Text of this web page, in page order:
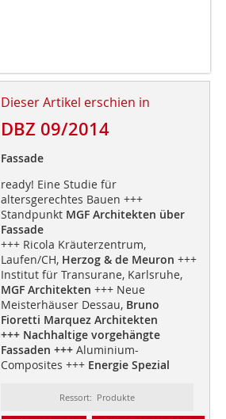
Dieser Artikel erschien in
DBZ 09/2014
Fassade
ready! Eine Studie für
altersgerechtes Bauen +++
StandpunktMGF Architekten über
Fassade
+++ Ricola Kräuterzentrum,
Laufen/CH, Herzog & de Meuron +++
Institut für Transurane, Karlsruhe,
MGF Architekten +++ Neue
Meisterhäuser Dessau, Bruno
Fioretti Marquez Architekten
+++ Nachhaltige vorgehängte
Fassaden +++ Aluminium-
Composites +++ Energie Spezial
Ressort: Produkte